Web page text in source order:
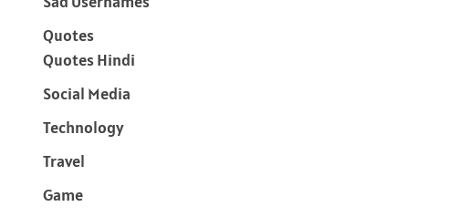
Quotes
Quotes Hindi
Social Media
Technology
Travel
Game